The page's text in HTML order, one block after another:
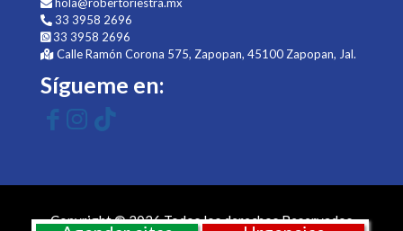
hola@robertoriestra.mx
33 3958 2696
33 3958 2696
Calle Ramón Corona 575, Zapopan, 45100 Zapopan, Jal.
Sígueme en:
Copyright © 2026 Todos los derechos Reservados